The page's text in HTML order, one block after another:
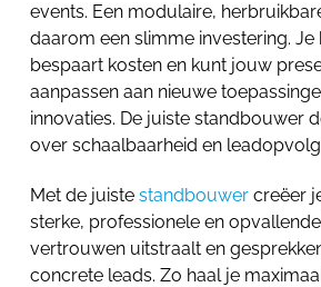
events. Een modulaire,
daarom een slimme investering. Je
bespaart kosten en kunt jouw
aanpassen aan nieuwe
innovaties. De juiste standbouwer
over schaalbaarheid en
Met de juiste standbouwer creëer
sterke, professionele en
vertrouwen uitstraalt en
concrete leads. Zo haal je